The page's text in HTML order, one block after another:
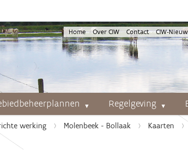
Home Over CIW Contact CIW-
Regelgeving
werking Molenbeek - Bollaak Kaarten